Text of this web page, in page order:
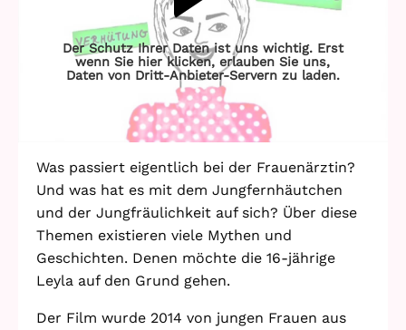
Der Schutz Ihrer Daten ist uns wichtig. Erst
wenn Sie hier klicken, erlauben Sie uns,
Daten von Dritt-Anbieter-Servern zu laden.
Was passiert eigentlich bei der Frauenärztin?
Und was hat es mit dem Jungfernhäutchen
und der Jungfräulichkeit auf sich? Über diese
Themen existieren viele Mythen und
Geschichten. Denen möchte die 16-jährige
Leyla auf den Grund gehen.
Der Film wurde 2014 von jungen Frauen aus